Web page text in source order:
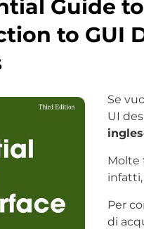
Guide
to GUI
Se
UI
Molte
Per
di